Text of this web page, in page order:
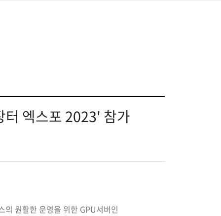
터 엑스포 2023' 참가
의 원활한 운영을 위한 GPU서버인